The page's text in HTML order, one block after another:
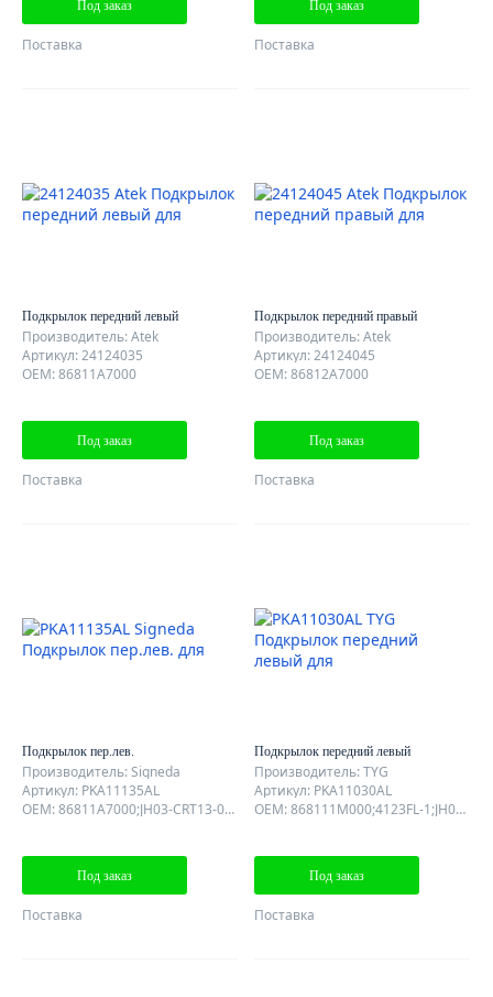
Под заказ
Поставка
Под заказ
Поставка
Подкрылок передний левый
Производитель: Atek
Артикул: 24124035
OEM: 86811A7000
Под заказ
Поставка
Подкрылок передний правый
Производитель: Atek
Артикул: 24124045
OEM: 86812A7000
Под заказ
Поставка
Подкрылок пер.лев.
Производитель: Signeda
Артикул: PKA11135AL
OEM: 86811A7000;JH03-CRT13-032L
Под заказ
Поставка
Подкрылок передний левый
Производитель: TYG
Артикул: PKA11030AL
OEM: 868111M000;4123FL-1;JH03-FOT09-032L
Под заказ
Поставка